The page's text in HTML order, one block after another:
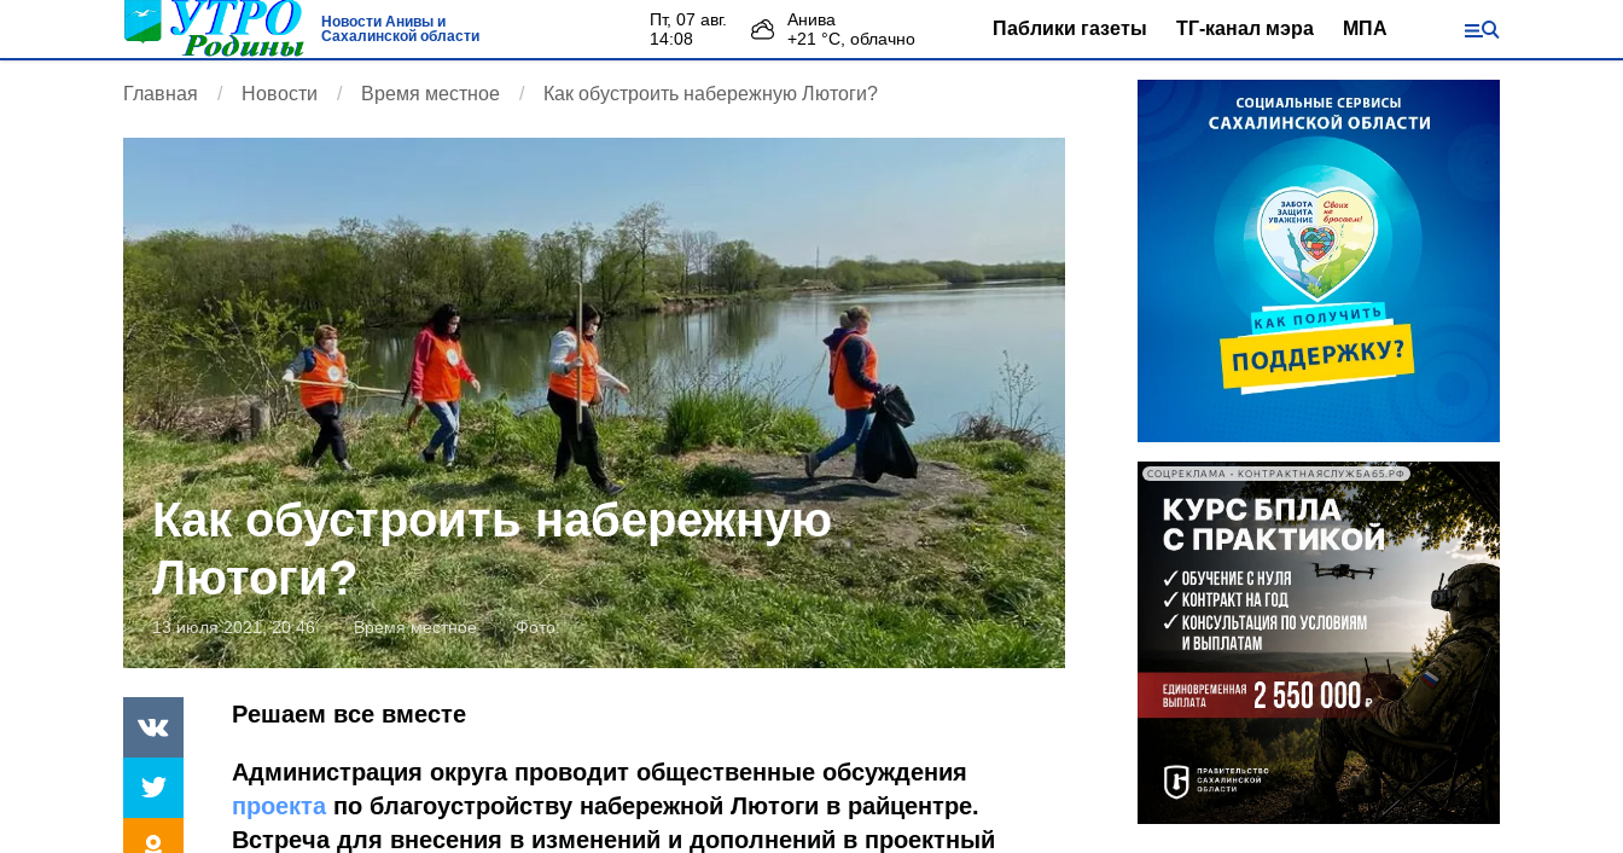
Новости Анивы и
Сахалинской области
пт, 07 авг.
14:08
Анива
+21 °С, облачно Паблики газеты ТГ-канал мэра МПА
Главная Новости Время местное Как обустроить набережную Лютоги?
Как обустроить набережную
Лютоги?
13 июля 2021, 20:46 Время местное Фото:
Решаем все вместе
Администрация округа проводит общественные обсуждения
проектапо благоустройству набережной Лютоги в райцентре.
Встреча для внесения в изменений и дополнений в проектный
СОЦРЕКЛАМА • КОНТРАКТНАЯСЛУЖБА65.РФ